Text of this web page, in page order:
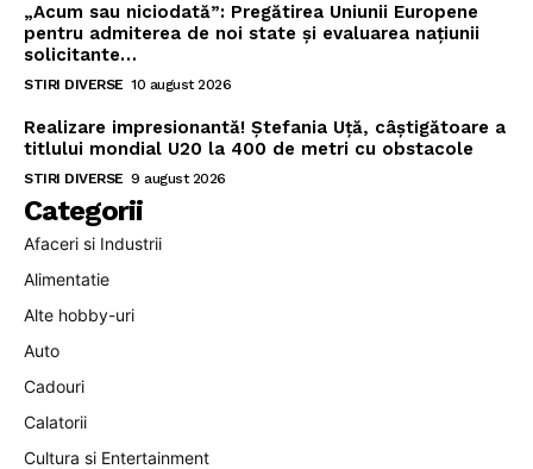
„Acum sau niciodată”: Pregătirea Uniunii Europene
pentru admiterea de noi state și evaluarea națiunii
solicitante…
STIRI DIVERSE 10 august 2026
Realizare impresionantă! Ștefania Uță, câștigătoare a
titlului mondial U20 la 400 de metri cu obstacole
STIRI DIVERSE 9 august 2026
Categorii
Afaceri si Industrii
Alimentatie
Alte hobby-uri
Auto
Cadouri
Calatorii
Cultura si Entertainment